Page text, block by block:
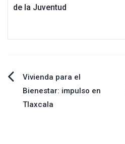
de la Juventud
Navegación
de
Vivienda para el
Bienestar: impulso en
Tlaxcala